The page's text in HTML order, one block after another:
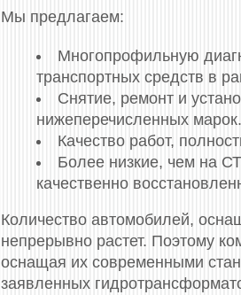
Мы предлагаем:
Многопрофильную
транспортных средств в
Снятие, ремонт и
нижеперечисленных марок.
Качество работ,
Более низкие, чем на
качественно
Количество автомобилей,
непрерывно растет. Поэтому
оснащая их современными
заявленных